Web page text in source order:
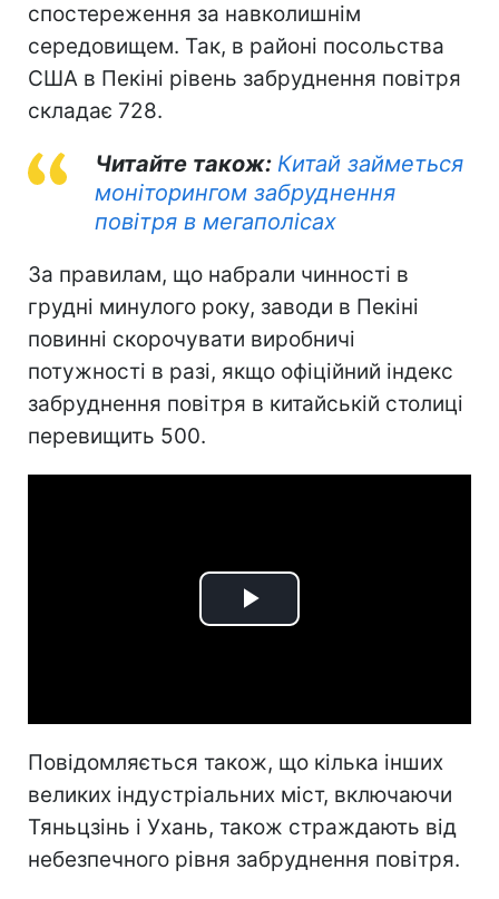
спостереження за навколишнім
середовищем. Так, в районі посольства
США в Пекіні рівень забруднення повітря
складає 728.
Читайте також: Китай займеться
моніторингом забруднення
повітря в мегаполісах
За правилам, що набрали чинності в
грудні минулого року, заводи в Пекіні
повинні скорочувати виробничі
потужності в разі, якщо офіційний індекс
забруднення повітря в китайській столиці
перевищить 500.
Play
Повідомляється також, що кілька інших
великих індустріальних міст, включаючи
Тяньцзінь і Ухань, також страждають від
небезпечного рівня забруднення повітря.